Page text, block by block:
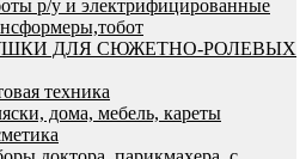
р/у и электрифицированные
ДЛЯ СЮЖЕТНО-РОЛЕВЫХ
техника
дома, мебель, кареты